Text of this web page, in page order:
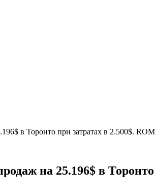
в Торонто при затратах в 2.500$.
на 25.196$ в